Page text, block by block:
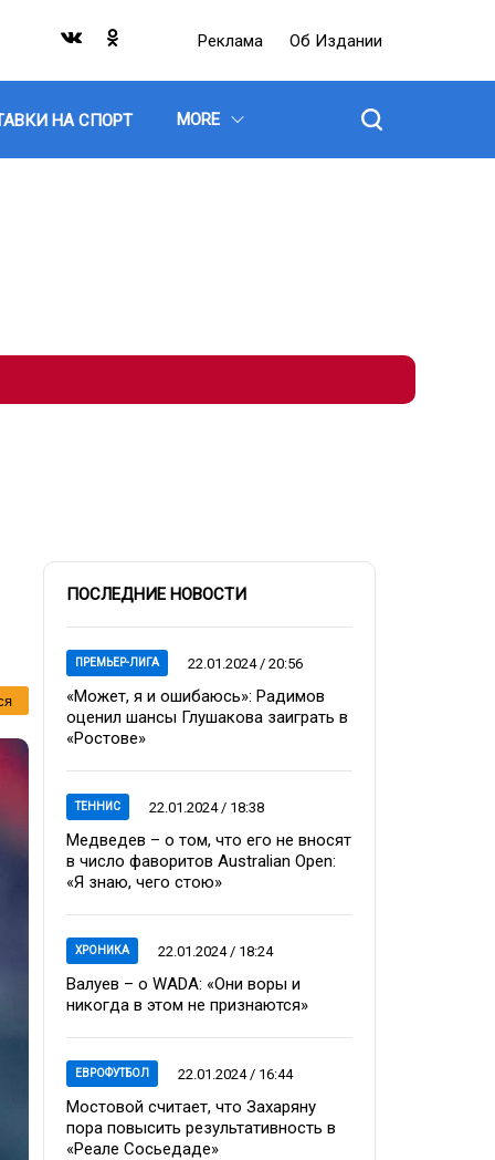
Реклама Об Издании
НА СПОРТ MORE
ПОСЛЕДНИЕ НОВОСТИ
ПРЕМЬЕР-ЛИГА 22.01.2024 / 20:56
«Может, я и ошибаюсь»: Радимов
оценил шансы Глушакова заиграть в
«Ростове»
ТЕННИС 22.01.2024 / 18:38
Медведев – о том, что его не вносят
в число фаворитов Australian Open:
«Я знаю, чего стою»
ХРОНИКА 22.01.2024 / 18:24
Валуев – о WADA: «Они воры и
никогда в этом не признаются»
ЕВРОФУТБОЛ 22.01.2024 / 16:44
Мостовой считает, что Захаряну
пора повысить результативность в
«Реале Сосьедаде»